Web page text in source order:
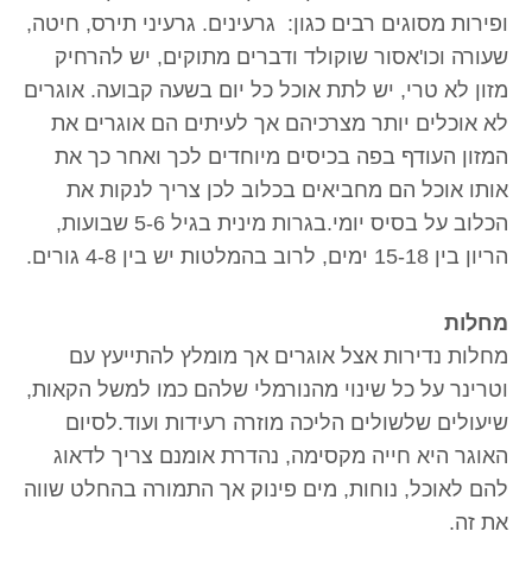
ופירות מסוגים רבים כגון: גרעינים. גרעיני תירס, חיטה,
שעורה וכו'אסור שוקולד ודברים מתוקים, יש להרחיק
מזון לא טרי, יש לתת אוכל כל יום בשעה קבועה. אוגרים
לא אוכלים יותר מצרכיהם אך לעיתים הם אוגרים את
המזון העודף בפה בכיסים מיוחדים לכך ואחר כך את
אותו אוכל הם מחביאים בכלוב לכן צריך לנקות את
הכלוב על בסיס יומי.בגרות מינית בגיל 5-6 שבועות,
הריון בין 15-18 ימים, לרוב בהמלטות יש בין 4-8 גורים.
מחלות
מחלות נדירות אצל אוגרים אך מומלץ להתייעץ עם
וטרינר על כל שינוי מהנורמלי שלהם כמו למשל הקאות,
שיעולים שלשולים הליכה מוזרה רעידות ועוד.לסיום
האוגר היא חייה מקסימה, נהדרת אומנם צריך לדאוג
להם לאוכל, נוחות, מים פינוק אך התמורה בהחלט שווה
את זה.